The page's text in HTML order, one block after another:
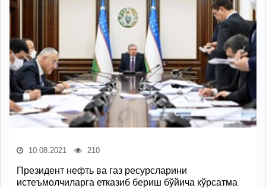
10.08.2021 210
Президент нефть ва газ ресурсларини
истеъмолчиларга етказиб бериш бўйича кўрсатма